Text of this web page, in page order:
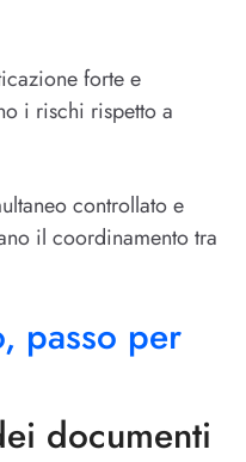
forte e
i rischi rispetto a
controllato e
il coordinamento tra
passo per
documenti